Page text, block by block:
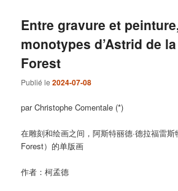
Entre gravure et
monotypes d’Astrid de la
Forest
Publié le2024-07-08
par Christophe Comentale (*)
在雕刻和绘画之间，阿斯特丽德·德拉福雷
Forest）的单版画
作者：柯孟德